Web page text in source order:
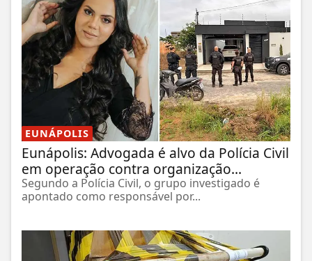
EUNÁPOLIS
Eunápolis: Advogada é alvo da Polícia Civil
em operação contra organização...
Segundo a Polícia Civil, o grupo investigado é
apontado como responsável por...